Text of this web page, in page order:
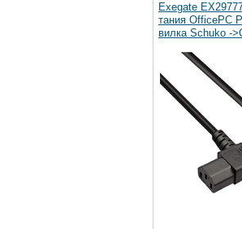
Exegate
тания OfficePC
вилка Schuko -